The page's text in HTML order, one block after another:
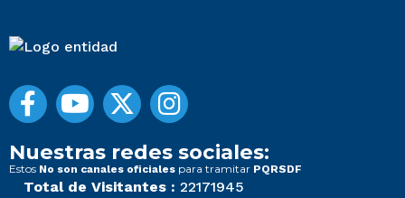
Nuestras redes sociales:
Estos No son canales oficiales para tramitar PQRSDF
Total de Visitantes : 22171945